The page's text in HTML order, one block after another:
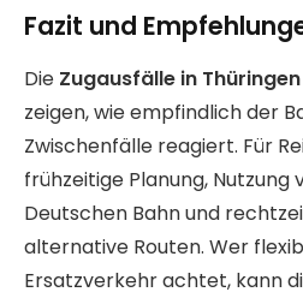
Fazit und
Die Zugausfälle in
zeigen, wie empfindlich der
Zwischenfälle reagiert. Für
frühzeitige Planung,
Deutschen Bahn und
alternative Routen. Wer
Ersatzverkehr achtet, kann